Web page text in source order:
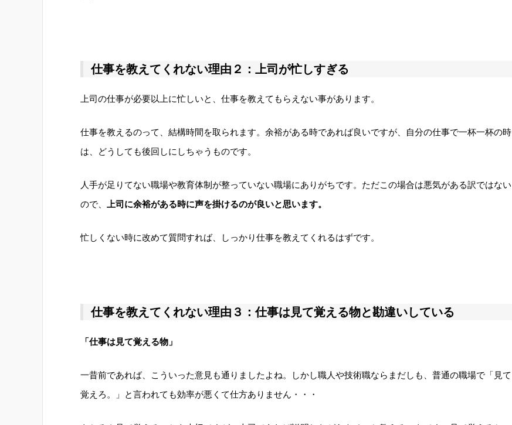
仕事を教えてくれない理由２：上司が忙しすぎる
上司の仕事が必要以上に忙しいと、仕事を教えてもらえない事があります。
仕事を教えるのって、結構時間を取られます。余裕がある時であれば良いですが、自分の仕事で一杯一杯の時
は、どうしても後回しにしちゃうものです。
人手が足りてない職場や教育体制が整っていない職場にありがちです。ただこの場合は悪気がある訳ではない
ので、
上司に余裕がある時に声を掛けるのが良いと思います。
忙しくない時に改めて質問すれば、しっかり仕事を教えてくれるはずです。
仕事を教えてくれない理由３：仕事は見て覚える物と勘違いしている
「仕事は見て覚える物」
一昔前であれば、こういった意見も通りましたよね。しかし職人や技術職ならまだしも、普通の職場で「見て
覚えろ。」と言われても効率が悪くて仕方ありません・・・